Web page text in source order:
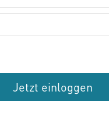
Jetzt einloggen